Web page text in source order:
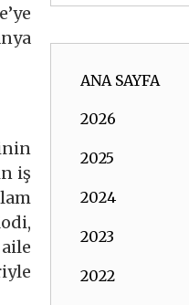
iş
ANA SAYFA
2026
2025
2024
2023
2022